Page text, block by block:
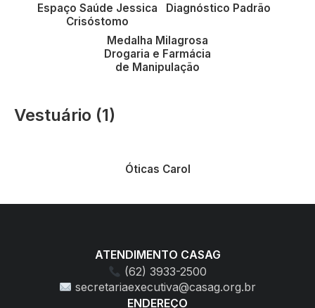
Espaço Saúde Jessica
Crisóstomo
Diagnóstico Padrão
Vantagens em
medicamentos e saúde
Medalha Milagrosa
Drogaria e Farmácia
de Manipulação
Vestuário (1)
Óticas Carol
ATENDIMENTO CASAG
(62) 3933-2500
secretariaexecutiva@casag.org.br
ENDEREÇO